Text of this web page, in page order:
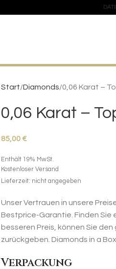
Start Diamonds 0,06 Karat –
0,06 Karat –
85,00€
Enthält 19% MwSt.
Kostenloser Versand
Lieferzeit: nicht angegeben
Unser Vertrauen in unsere
Bestprice-Garantie. Finden Sie
besseren Preis, können Sie
zurückgeben. Diamonds in a
Verpackung